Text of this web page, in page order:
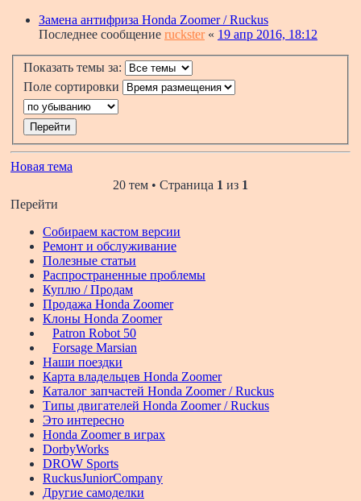
Замена антифриза Honda Zoomer / Ruckus
Последнее сообщение ruckster« 19 апр 2016, 18:12
Показать темы за:
Поле сортировки
Новая тема
20 тем • Страница 1 из 1
Перейти
Собираем кастом версии
Ремонт и обслуживание
Полезные статьи
Распространенные проблемы
Куплю / Продам
Продажа Honda Zoomer
Клоны Honda Zoomer
Patron Robot 50
Forsage Marsian
Наши поездки
Карта владельцев Honda Zoomer
Каталог запчастей Honda Zoomer / Ruckus
Типы двигателей Honda Zoomer / Ruckus
Это интересно
Honda Zoomer в играх
DorbyWorks
DROW Sports
RuckusJuniorCompany
Другие самоделки